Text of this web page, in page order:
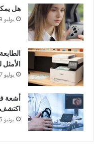
هل
يوليو 9, 2025
الأمثل
يوليو 7, 2025
أشعة
اكتشف Speed Scan
يونيو 26, 2025